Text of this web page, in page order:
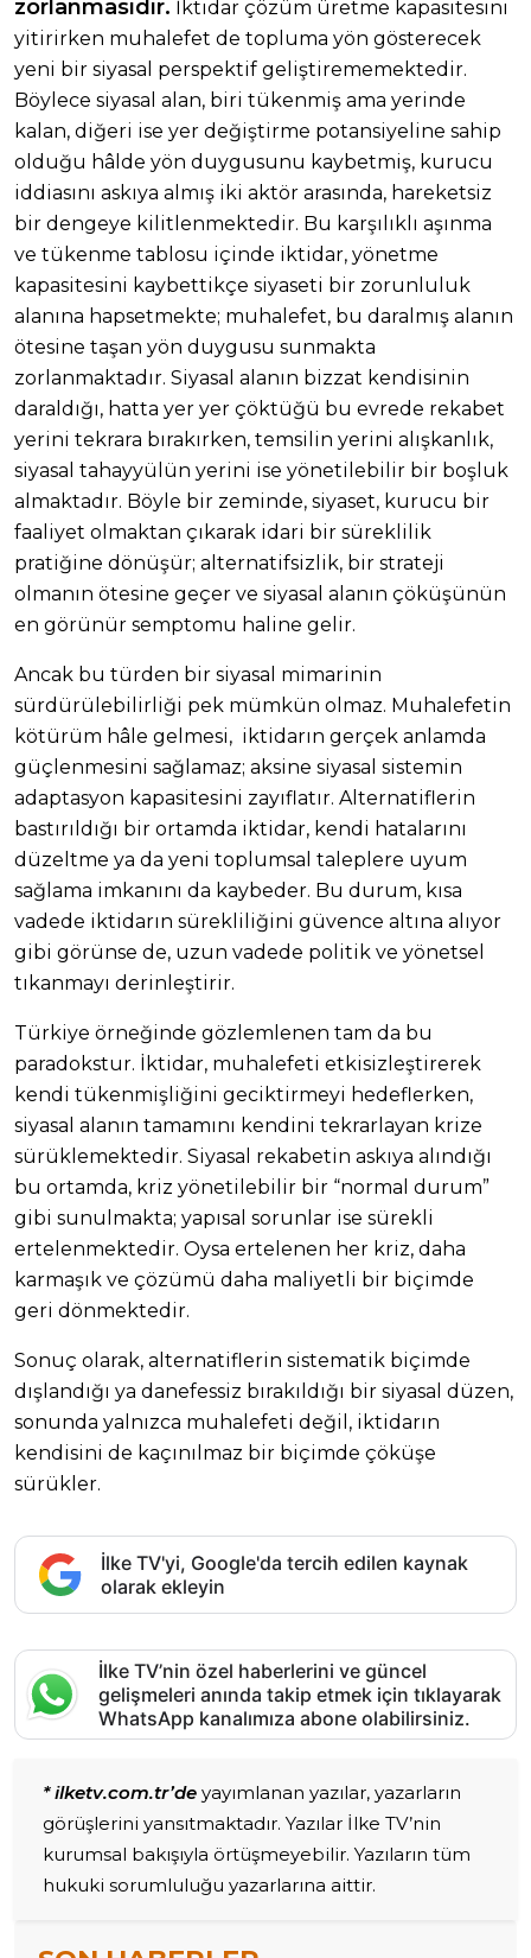
zorlanmasıdır. İktidar çözüm üretme kapasitesini
yitirirken muhalefet de topluma yön gösterecek
yeni bir siyasal perspektif geliştirememektedir.
Böylece siyasal alan, biri tükenmiş ama yerinde
kalan, diğeri ise yer değiştirme potansiyeline sahip
olduğu hâlde yön duygusunu kaybetmiş, kurucu
iddiasını askıya almış iki aktör arasında, hareketsiz
bir dengeye kilitlenmektedir. Bu karşılıklı aşınma
ve tükenme tablosu içinde iktidar, yönetme
kapasitesini kaybettikçe siyaseti bir zorunluluk
alanına hapsetmekte; muhalefet, bu daralmış alanın
ötesine taşan yön duygusu sunmakta
zorlanmaktadır. Siyasal alanın bizzat kendisinin
daraldığı, hatta yer yer çöktüğü bu evrede rekabet
yerini tekrara bırakırken, temsilin yerini alışkanlık,
siyasal tahayyülün yerini ise yönetilebilir bir boşluk
almaktadır. Böyle bir zeminde, siyaset, kurucu bir
faaliyet olmaktan çıkarak idari bir süreklilik
pratiğine dönüşür; alternatifsizlik, bir strateji
olmanın ötesine geçer ve siyasal alanın çöküşünün
en görünür semptomu haline gelir.
Ancak bu türden bir siyasal mimarinin
sürdürülebilirliği pek mümkün olmaz. Muhalefetin
kötürüm hâle gelmesi, iktidarın gerçek anlamda
güçlenmesini sağlamaz; aksine siyasal sistemin
adaptasyon kapasitesini zayıflatır. Alternatiflerin
bastırıldığı bir ortamda iktidar, kendi hatalarını
düzeltme ya da yeni toplumsal taleplere uyum
sağlama imkanını da kaybeder. Bu durum, kısa
vadede iktidarın sürekliliğini güvence altına alıyor
gibi görünse de, uzun vadede politik ve yönetsel
tıkanmayı derinleştirir.
Türkiye örneğinde gözlemlenen tam da bu
paradokstur. İktidar, muhalefeti etkisizleştirerek
kendi tükenmişliğini geciktirmeyi hedeflerken,
siyasal alanın tamamını kendini tekrarlayan krize
sürüklemektedir. Siyasal rekabetin askıya alındığı
bu ortamda, kriz yönetilebilir bir “normal durum”
gibi sunulmakta; yapısal sorunlar ise sürekli
ertelenmektedir. Oysa ertelenen her kriz, daha
karmaşık ve çözümü daha maliyetli bir biçimde
geri dönmektedir.
Sonuç olarak, alternatiflerin sistematik biçimde
dışlandığı ya danefessiz bırakıldığı bir siyasal düzen,
sonunda yalnızca muhalefeti değil, iktidarın
kendisini de kaçınılmaz bir biçimde çöküşe
sürükler.
İlke TV'yi, Google'da tercih edilen kaynak
olarak ekleyin
İlke TV’nin özel haberlerini ve güncel
gelişmeleri anında takip etmek için tıklayarak
WhatsApp kanalımıza abone olabilirsiniz.
* ilketv.com.tr’de yayımlanan yazılar, yazarların
görüşlerini yansıtmaktadır. Yazılar İlke TV’nin
kurumsal bakışıyla örtüşmeyebilir. Yazıların tüm
hukuki sorumluluğu yazarlarına aittir.